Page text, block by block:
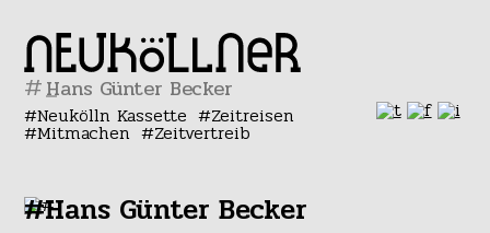
#
Neukölln Kassette Zeitreisen
Mitmachen Zeitvertreib
#Hans Günter Becker